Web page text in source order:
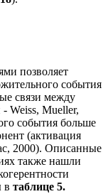
позволяет
события
связи между
Weiss, Mueller,
события больше
(активация
2000). Описанные
также нашли
в таблице 5.